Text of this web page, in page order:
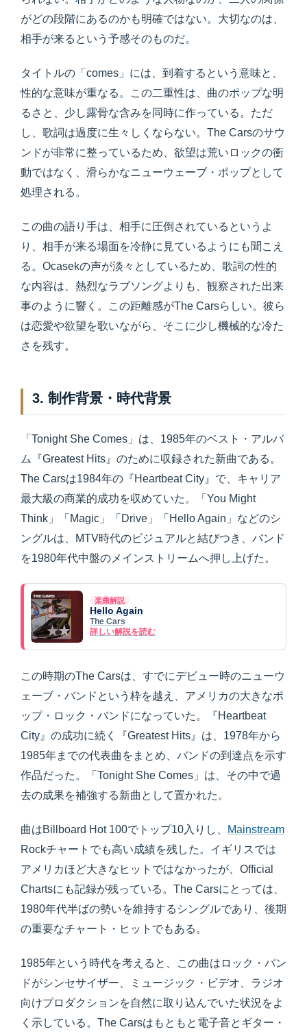
がどの段階にあるのかも明確ではない。大切なのは、
相手が来るという予感そのものだ。
タイトルの「comes」には、到着するという意味と、
性的な意味が重なる。この二重性は、曲のポップな明
るさと、少し露骨な含みを同時に作っている。ただ
し、歌詞は過度に生々しくならない。The Carsのサウ
ンドが非常に整っているため、欲望は荒いロックの衝
動ではなく、滑らかなニューウェーブ・ポップとして
処理される。
この曲の語り手は、相手に圧倒されているというよ
り、相手が来る場面を冷静に見ているようにも聞こえ
る。Ocasekの声が淡々としているため、歌詞の性的
な内容は、熱烈なラブソングよりも、観察された出来
事のように響く。この距離感がThe Carsらしい。彼ら
は恋愛や欲望を歌いながら、そこに少し機械的な冷た
さを残す。
3. 制作背景・時代背景
「Tonight She Comes」は、1985年のベスト・アルバ
ム『Greatest Hits』のために収録された新曲である。
The Carsは1984年の『Heartbeat City』で、キャリア
最大級の商業的成功を収めていた。「You Might
Think」「Magic」「Drive」「Hello Again」などのシ
ングルは、MTV時代のビジュアルと結びつき、バンド
を1980年代中盤のメインストリームへ押し上げた。
楽曲解説
Hello Again
The Cars
詳しい解説を読む
この時期のThe Carsは、すでにデビュー時のニューウ
ェーブ・バンドという枠を越え、アメリカの大きなポ
ップ・ロック・バンドになっていた。『Heartbeat
City』の成功に続く『Greatest Hits』は、1978年から
1985年までの代表曲をまとめ、バンドの到達点を示す
作品だった。「Tonight She Comes」は、その中で過
去の成果を補強する新曲として置かれた。
曲はBillboard Hot 100でトップ10入りし、
Mainstream
Rockチャートでも高い成績を残した。イギリスでは
アメリカほど大きなヒットではなかったが、Official
Chartsにも記録が残っている。The Carsにとっては、
1980年代半ばの勢いを維持するシングルであり、後期
の重要なチャート・ヒットでもある。
1985年という時代を考えると、この曲はロック・バン
ドがシンセサイザー、ミュージック・ビデオ、ラジオ
向けプロダクションを自然に取り込んでいた状況をよ
く示している。The Carsはもともと電子音とギター・